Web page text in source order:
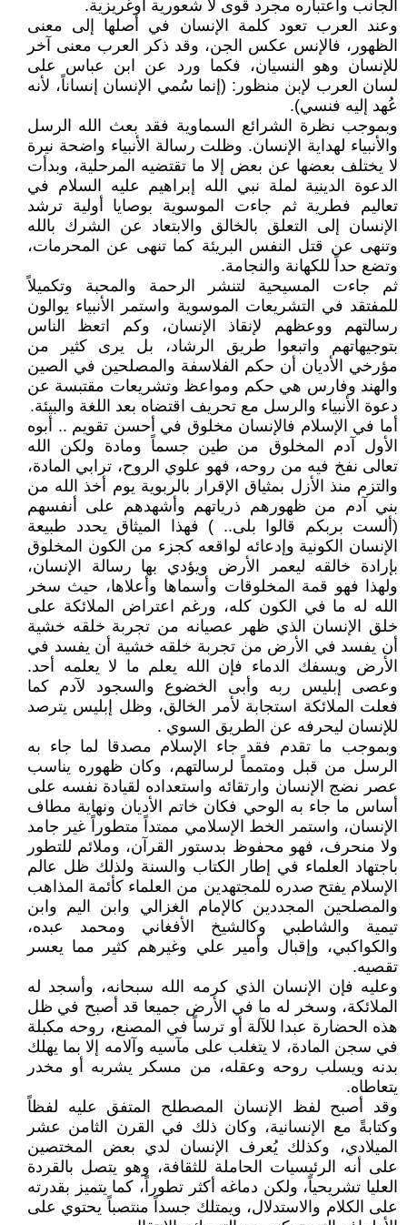
الجانب واعتباره مجرد قوى لا شعورية أوغريزية.
وعند العرب تعود كلمة الإنسان في أصلها إلى معنى
الظهور، فالإنس عكس الجن، وقد ذكر العرب معنى آخر
للإنسان وهو النسيان، فكما ورد عن ابن عباس على
لسان العرب لإبن منظور: (إنما سُمي الإنسان إنساناً، لأنه
عُهد إليه فنسي).
وبموجب نظرة الشرائع السماوية فقد بعث الله الرسل
والأنبياء لهداية الإنسان. وظلت رسالة الأنبياء واضحة نيرة
لا يختلف بعضها عن بعض إلا ما تقتضيه المرحلية، وبدأت
الدعوة الدينية لملة نبي الله إبراهيم عليه السلام في
تعاليم فطرية ثم جاءت الموسوية بوصايا أولية ترشد
الإنسان إلى التعلق بالخالق والابتعاد عن الشرك بالله
وتنهى عن قتل النفس البريئة كما تنهى عن المحرمات،
وتضع حداً للكهانة والنجامة.
ثم جاءت المسيحية لتنشر الرحمة والمحبة وتكميلاً
للمفتقد في التشريعات الموسوية واستمر الأنبياء يوالون
رسالتهم ووعظهم لإنقاذ الإنسان، وكم اتعظ الناس
بتوجيهاتهم واتبعوا طريق الرشاد، بل يرى كثير من
مؤرخي الأديان أن حكم الفلاسفة والمصلحين في الصين
والهند وفارس هي حكم ومواعظ وتشريعات مقتبسة عن
دعوة الأنبياء والرسل مع تحريف اقتضاه بعد اللغة والبيئة.
أما في الإسلام فالإنسان مخلوق في أحسن تقويم .. أبوه
الأول آدم المخلوق من طين جسماً ومادة ولكن الله
تعالى نفخ فيه من روحه، فهو علوي الروح، ترابي المادة،
والتزم منذ الأزل بمثياق الإقرار بالربوية يوم أخذ الله من
بني آدم من ظهورهم ذرياتهم وأشهدهم على أنفسهم
(ألست بربكم قالوا بلى.. ) فهذا الميثاق يحدد طبيعة
الإنسان الكونية وإدعائه لواقعه كجزء من الكون المخلوق
بإرادة خالقه ليعمر الأرض ويؤدي بها رسالة الإنسان،
ولهذا فهو قمة المخلوقات وأسماها وأعلاها، حيث سخر
الله له ما في الكون كله، ورغم اعتراض الملائكة على
خلق الإنسان الذي ظهر عصيانه من تجربة خلقه خشية
أن يفسد في الأرض من تجربة خلقه خشية أن يفسد في
الأرض ويسفك الدماء فإن الله يعلم ما لا يعلمه أحد.
وعصى إبليس ربه وأبى الخضوع والسجود لآدم كما
فعلت الملائكة استجابة لأمر الخالق، وظل إبليس يترصد
للإنسان ليحرفه عن الطريق السوي .
وبموجب ما تقدم فقد جاء الإسلام مصدقا لما جاء به
الرسل من قبل ومتمماً لرسالتهم، وكان ظهوره يناسب
عصر نضج الإنسان وارتقائه واستعداده لقيادة نفسه على
أساس ما جاء به الوحي فكان خاتم الأديان ونهاية مطاف
الإنسان، واستمر الخط الإسلامي ممتداً متطوراً غير جامد
ولا منحرف، فهو محفوظ بدستور القرآن، وملائم للتطور
باجتهاد العلماء في إطار الكتاب والسنة ولذلك ظل عالم
الإسلام يفتح صدره للمجتهدين من العلماء كأئمة المذاهب
والمصلحين المجددين كالإمام الغزالي وابن اليم وابن
تيمية والشاطبي وكالشيخ الأفغاني ومحمد عبده،
والكواكبي، وإقبال وأمير علي وغيرهم كثير مما يعسر
تقصيه.
وعليه فإن الإنسان الذي كرمه الله سبحانه، وأسجد له
الملائكة، وسخر له ما في الأرض جميعا قد أصبح في ظل
هذه الحضارة عبدا للآلة أو ترساً في المصنع، روحه مكبلة
في سجن المادة، لا يتغلب على مآسيه وآلامه إلا بما يهلك
بدنه ويسلب روحه وعقله، من مسكر يشربه أو مخدر
يتعاطاه.
وقد أصبح لفظ الإنسان المصطلح المتفق عليه لفظاً
وكتابةً مع الإنسانية، وكان ذلك في القرن الثامن عشر
الميلادي، وكذلك يُعرف الإنسان لدي بعض المختصين
على أنه الرئيسيات الحاملة للثقافة، وهو يتصل بالقردة
العليا تشريحياً، ولكن دماغه أكثر تطوراً، كما يتميز بقدرته
على الكلام والاستدلال، ويمتلك جسداً منتصباً يحتوي على